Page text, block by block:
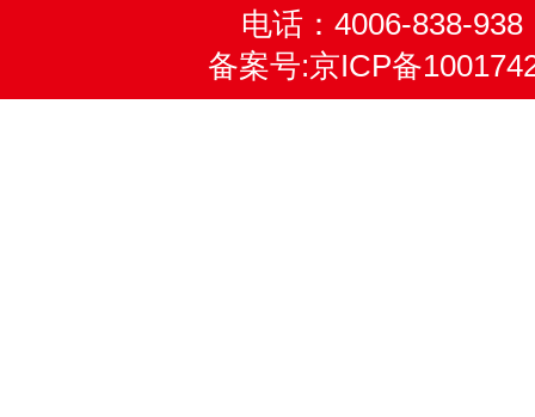
电话：4006-838-938
备案号:京ICP备